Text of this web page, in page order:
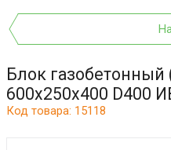
Блок газобетонный
600x250х400 D400
Код товара: 15118